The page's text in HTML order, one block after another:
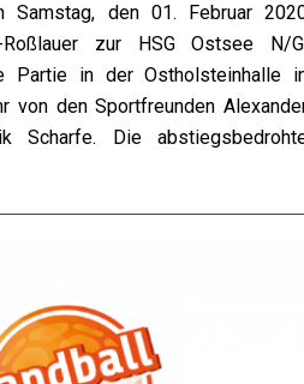
Samstag, den 01. Februar
zur HSG Ostsee N/
Partie in der Ostholsteinhalle
von den Sportfreunden
Scharfe. Die